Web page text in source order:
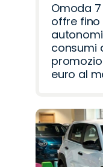
Omoda 7
offre fino
consumi
euro al